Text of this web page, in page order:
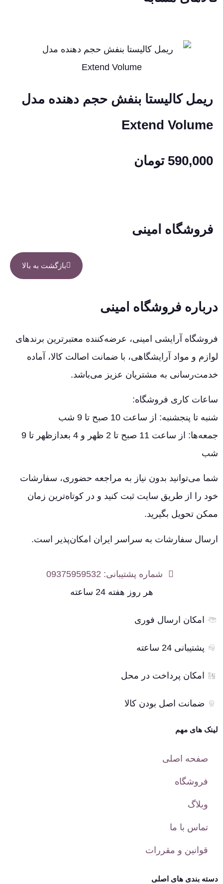
ریمل کالیستا بنفش حجم دهنده مدل
Extend Volume
590,000 تومان
فروشگاه امینی
بازگشت به بالا
درباره فروشگاه امینی
فروشگاه آرایشی امینی، عرضه‌کننده معتبرترین برندهای
لوازم و مواد آرایشگاهی، با ضمانت اصالت کالا، آماده
خدمت‌رسانی به مشتریان عزیز می‌باشد.
ساعات کاری فروشگاه:
شنبه تا پنجشنبه: از ساعت 10 صبح تا 9 شب
جمعه‌ها: از ساعت 11 صبح تا 2 ظهر و 4 بعدازظهر تا 9
شب
شما می‌توانید بدون نیاز به مراجعه حضوری، سفارشات
خود را از طریق سایت ثبت کنید و در کوتاه‌ترین زمان
ممکن تحویل بگیرید.
ارسال سفارشات به سراسر ایران امکان‌پذیر است.
شماره پشتیبانی: 09375959532
هر روز هفته 24 ساعته
امکان ارسال فوری
پشتیبانی 24 ساعته
امکان پرداخت در محل
ضمانت اصل بودن کالا
لینک های مهم
صفحه اصلی
فروشگاه
وبلاگ
تماس با ما
قوانین و مقررات
دسته بندی های اصلی